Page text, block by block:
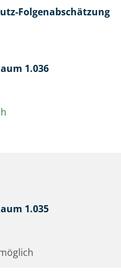
Folgenabschätzung
1.036
1.035